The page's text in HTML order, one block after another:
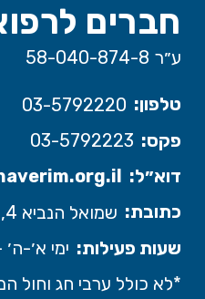
חברים
ע״ר 58-040-874-8
טלפון: 03-5792220
פקס: 03-5792223
דוא״ל:
כתובת: שמואל הנביא 4, בני ברק
שעות פעילות: ימי א׳-ה׳ - 09:00 -
*לא כולל ערבי חג וחול